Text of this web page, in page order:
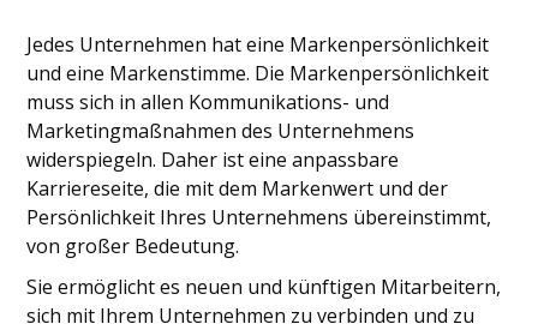
Jedes Unternehmen hat eine Markenpersönlichkeit
und eine Markenstimme. Die Markenpersönlichkeit
muss sich in allen Kommunikations- und
Marketingmaßnahmen des Unternehmens
widerspiegeln. Daher ist eine anpassbare
Karriereseite, die mit dem Markenwert und der
Persönlichkeit Ihres Unternehmens übereinstimmt,
von großer Bedeutung.
Sie ermöglicht es neuen und künftigen Mitarbeitern,
sich mit Ihrem Unternehmen zu verbinden und zu